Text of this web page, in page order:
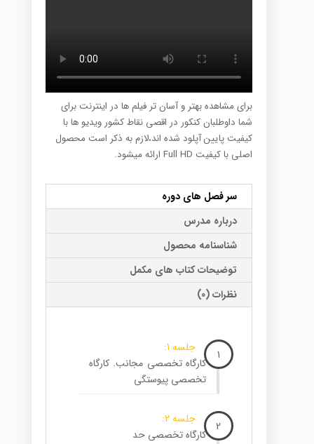
برای مشاهده بهتر و آسان تر فیلم ها در اینترنت برای
شما داوطلبان کنکور در اقصی نقاط کشور ویدیو ها با
کیفیت پایین آپلود شده اند،لازم به ذکر است محصول
اصلی با کیفیت Full HD ارائه میشود.
سر فصل های دوره
درباره مدرس
شناسنامه محصول
توضیحات کتاب های مکمل
نظرات (0)
1
جلسه 1:
کارگاه تخصصی مجانب. کارگاه
تخصصی پیوستگی
2
جلسه 2:
کارگاه تخصصی حد